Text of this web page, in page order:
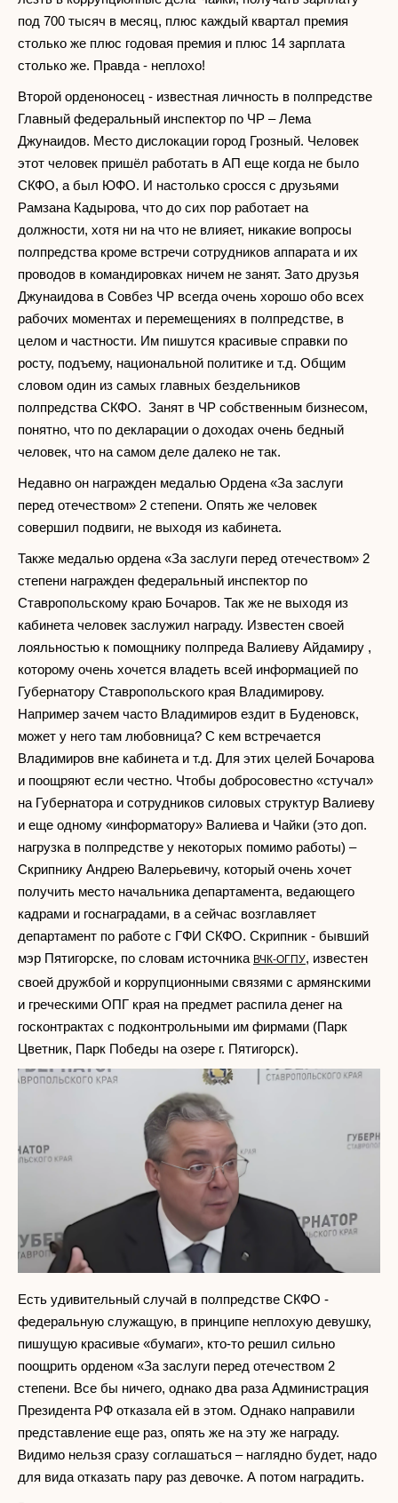
под 700 тысяч в месяц, плюс каждый квартал премия
столько же плюс годовая премия и плюс 14 зарплата
столько же. Правда - неплохо!
Второй орденоносец - известная личность в полпредстве
Главный федеральный инспектор по ЧР – Лема
Джунаидов. Место дислокации город Грозный. Человек
этот человек пришёл работать в АП еще когда не было
СКФО, а был ЮФО. И настолько сросся с друзьями
Рамзана Кадырова, что до сих пор работает на
должности, хотя ни на что не влияет, никакие вопросы
полпредства кроме встречи сотрудников аппарата и их
проводов в командировках ничем не занят. Зато друзья
Джунаидова в Совбез ЧР всегда очень хорошо обо всех
рабочих моментах и перемещениях в полпредстве, в
целом и частности. Им пишутся красивые справки по
росту, подъему, национальной политике и т.д. Общим
словом один из самых главных бездельников
полпредства СКФО. Занят в ЧР собственным бизнесом,
понятно, что по декларации о доходах очень бедный
человек, что на самом деле далеко не так.
Недавно он награжден медалью Ордена «За заслуги
перед отечеством» 2 степени. Опять же человек
совершил подвиги, не выходя из кабинета.
Также медалью ордена «За заслуги перед отечеством» 2
степени награжден федеральный инспектор по
Ставропольскому краю Бочаров. Так же не выходя из
кабинета человек заслужил награду. Известен своей
лояльностью к помощнику полпреда Валиеву Айдамиру ,
которому очень хочется владеть всей информацией по
Губернатору Ставропольского края Владимирову.
Например зачем часто Владимиров ездит в Буденовск,
может у него там любовница? С кем встречается
Владимиров вне кабинета и т.д. Для этих целей Бочарова
и поощряют если честно. Чтобы добросовестно «стучал»
на Губернатора и сотрудников силовых структур Валиеву
и еще одному «информатору» Валиева и Чайки (это доп.
нагрузка в полпредстве у некоторых помимо работы) –
Скрипнику Андрею Валерьевичу, который очень хочет
получить место начальника департамента, ведающего
кадрами и госнаградами, в а сейчас возглавляет
департамент по работе с ГФИ СКФО. Скрипник - бывший
мэр Пятигорске, по словам источника ВЧК-ОГПУ, известен
своей дружбой и коррупционными связями с армянскими
и греческими ОПГ края на предмет распила денег на
госконтрактах с подконтрольными им фирмами (Парк
Цветник, Парк Победы на озере г. Пятигорск).
Есть удивительный случай в полпредстве СКФО -
федеральную служащую, в принципе неплохую девушку,
пишущую красивые «бумаги», кто-то решил сильно
поощрить орденом «За заслуги перед отечеством 2
степени. Все бы ничего, однако два раза Администрация
Президента РФ отказала ей в этом. Однако направили
представление еще раз, опять же на эту же награду.
Видимо нельзя сразу соглашаться – наглядно будет, надо
для вида отказать пару раз девочке. А потом наградить.